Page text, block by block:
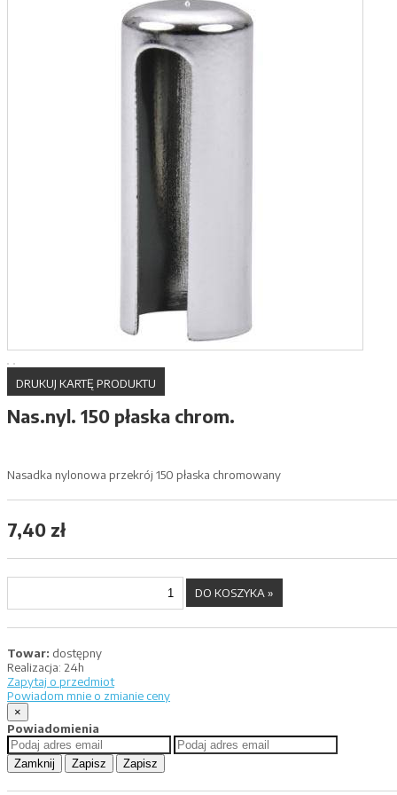
DRUKUJ KARTĘ PRODUKTU
Nas.nyl. 150 płaska chrom.
Nasadka nylonowa przekrój 150 płaska chromowany
7,40 zł
Towar: dostępny
Realizacja: 24h
Zapytaj o przedmiot
Powiadom mnie o zmianie ceny
×
Powiadomienia
Zamknij Zapisz Zapisz